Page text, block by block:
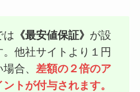
は 《最安値保証》 が設
他社サイトより１円
合、 差額の２倍のア
トが付与されます。